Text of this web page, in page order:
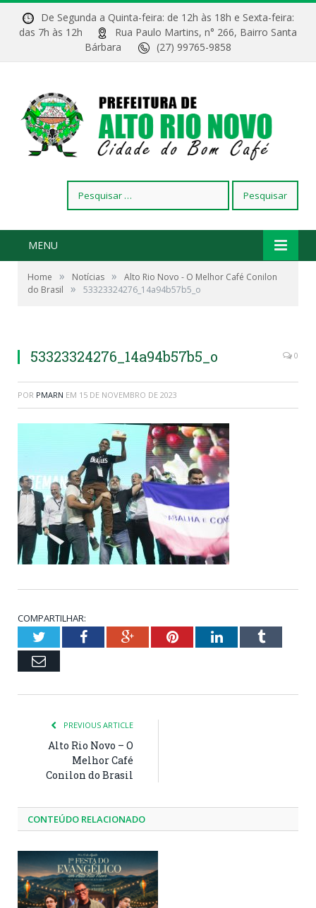
De Segunda a Quinta-feira: de 12h às 18h e Sexta-feira:
das 7h às 12h
Rua Paulo Martins, n° 266, Bairro Santa
Bárbara
(27) 99765-9858
por:
MENU
Home » Notícias »
Alto Rio Novo - O Melhor Café Conilon
do Brasil
» 53323324276_14a94b57b5_o
Belo Horizonte_MG, 10 de Novembro de 2023 sic 2023
Fotos dos estandes, palestras e participantes da feira
53323324276_14a94b57b5_o 0
POR PMARN EM 15 DE NOVEMBRO DE 2023
COMPARTILHAR:
TwitterFacebookGoogle+PinterestLinkedInTumblr
Email
PREVIOUS ARTICLE
Alto Rio Novo – O
Melhor Café
Conilon do Brasil
CONTEÚDO RELACIONADO